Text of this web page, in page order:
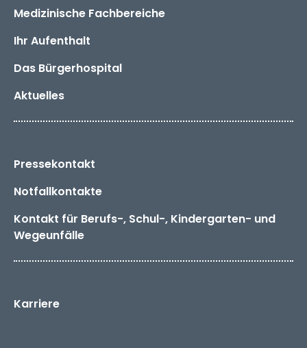
Medizinische Fachbereiche
Ihr Aufenthalt
Das Bürger­hospital
Aktuelles
Pressekontakt
Notfallkontakte
Kontakt für Berufs-, Schul-, Kindergarten- und
Wegeunfälle
Karriere